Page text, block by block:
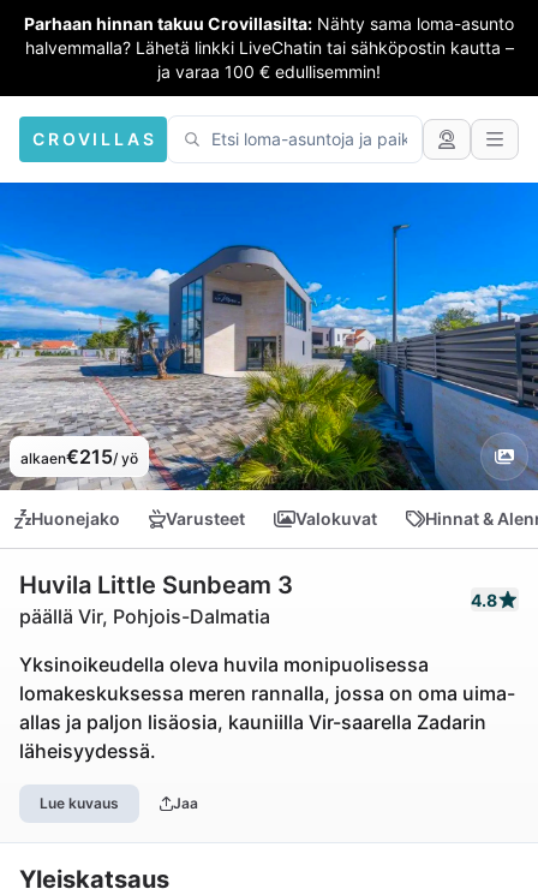
Parhaan hinnan takuu Crovillasilta: Nähty sama loma-asunto
halvemmalla? Lähetä linkki LiveChatin tai sähköpostin kautta –
ja varaa 100 € edullisemmin!
CROVILLAS
alkaen€215/ yö
Huonejako Varusteet Valokuvat Hinnat &
Huvila Little Sunbeam 3
päällä Vir, Pohjois-Dalmatia
4.8
Yksinoikeudella oleva huvila monipuolisessa
lomakeskuksessa meren rannalla, jossa on oma uima-
allas ja paljon lisäosia, kauniilla Vir-saarella Zadarin
läheisyydessä.
Lue kuvaus Jaa
Yleiskatsaus